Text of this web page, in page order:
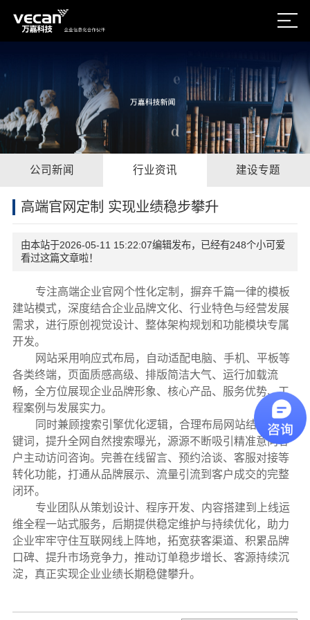
公司新闻 行业资讯 建设专题
高端官网定制 实现业绩稳步攀升
由本站于2026-05-11 15:22:07编辑发布，已经有248个小可爱
看过这篇文章啦！
专注高端企业官网个性化定制，摒弃千篇一律的模板
建站模式，深度结合企业品牌文化、行业特色与经营发展
需求，进行原创视觉设计、整体架构规划和功能模块专属
开发。
网站采用响应式布局，自动适配电脑、手机、平板等
各类终端，页面质感高级、排版简洁大气、运行加载流
畅，全方位展现企业品牌形象、核心产品、服务优势、工
程案例与发展实力。
同时兼顾搜索引擎优化逻辑，合理布局网站结构与关
键词，提升全网自然搜索曝光，源源不断吸引精准意向客
户主动访问咨询。完善在线留言、预约洽谈、客服对接等
转化功能，打通从品牌展示、流量引流到客户成交的完整
闭环。
专业团队从策划设计、程序开发、内容搭建到上线运
维全程一站式服务，后期提供稳定维护与持续优化，助力
企业牢牢守住互联网线上阵地，拓宽获客渠道、积累品牌
口碑、提升市场竞争力，推动订单稳步增长、客源持续沉
淀，真正实现企业业绩长期稳健攀升。